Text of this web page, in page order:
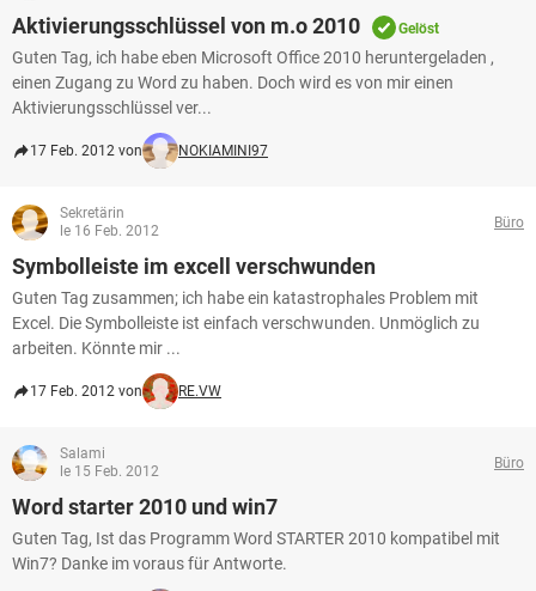
Aktivierungsschlüssel von m.o 2010 Gelöst
Guten Tag, ich habe eben Microsoft Office 2010 heruntergeladen ,
einen Zugang zu Word zu haben. Doch wird es von mir einen
Aktivierungsschlüssel ver...
17 Feb. 2012 von NOKIAMINI97
Sekretärin
le 16 Feb. 2012
Büro
Symbolleiste im excell verschwunden
Guten Tag zusammen; ich habe ein katastrophales Problem mit
Excel. Die Symbolleiste ist einfach verschwunden. Unmöglich zu
arbeiten. Könnte mir ...
17 Feb. 2012 von RE.VW
Salami
le 15 Feb. 2012
Büro
Word starter 2010 und win7
Guten Tag, Ist das Programm Word STARTER 2010 kompatibel mit
Win7? Danke im voraus für Antworte.